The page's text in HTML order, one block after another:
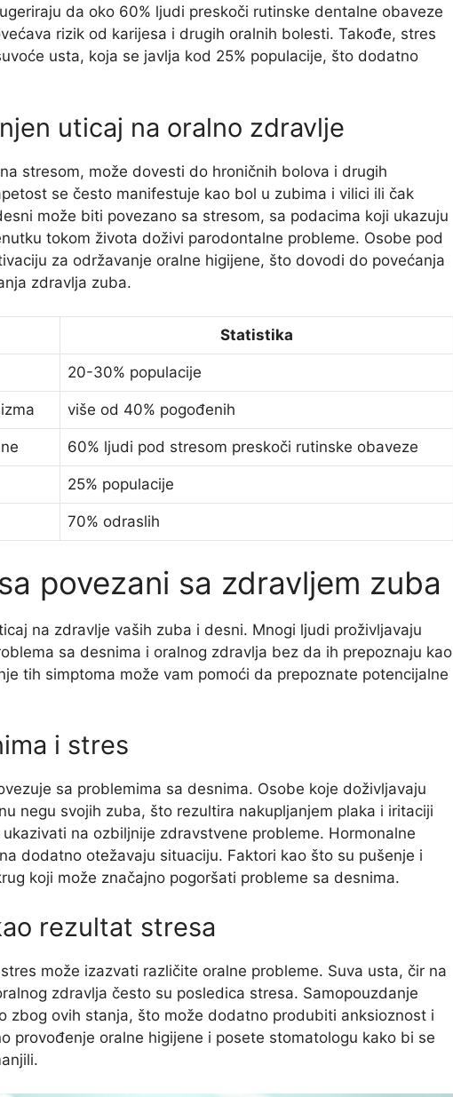
da oko 60% ljudi preskoči rutinske dentalne obaveze
rizik od karijesa i drugih oralnih bolesti. Takođe, stres
usta, koja se javlja kod 25% populacije, što dodatno
uticaj na oralno zdravlje
stresom, može dovesti do hroničnih bolova i drugih
se često manifestuje kao bol u zubima i vilici ili čak
može biti povezano sa stresom, sa podacima koji ukazuju
tokom života doživi parodontalne probleme. Osobe pod
za održavanje oralne higijene, što dovodi do povećanja
zdravlja zuba.
Statistika
20-30% populacije
više od 40% pogođenih
60% ljudi pod stresom preskoči rutinske obaveze
25% populacije
70% odraslih
povezani sa zdravljem zuba
na zdravlje vaših zuba i desni. Mnogi ljudi proživljavaju
sa desnima i oralnog zdravlja bez da ih prepoznaju kao
tih simptoma može vam pomoći da prepoznate potencijalne
i stres
sa problemima sa desnima. Osobe koje doživljavaju
negu svojih zuba, što rezultira nakupljanjem plaka i iritaciji
na ozbiljnije zdravstvene probleme. Hormonalne
dodatno otežavaju situaciju. Faktori kao što su pušenje i
koji može značajno pogoršati probleme sa desnima.
rezultat stresa
može izazvati različite oralne probleme. Suva usta, čir na
zdravlja često su posledica stresa. Samopouzdanje
zbog ovih stanja, što može dodatno produbiti anksioznost i
provođenje oralne higijene i posete stomatologu kako bi se